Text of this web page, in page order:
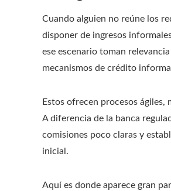
Cuando alguien no reúne los
disponer de ingresos
ese escenario toman
mecanismos de crédito
Estos ofrecen procesos
A diferencia de la banca
comisiones poco claras y
inicial.
Aquí es donde aparece gran